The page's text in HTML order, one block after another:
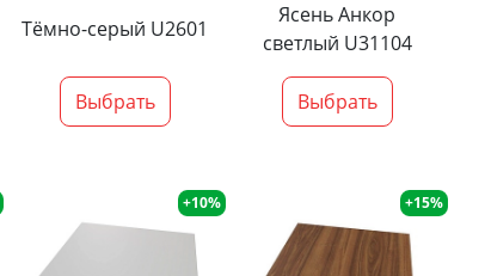
Тёмно-серый U2601
Выбрать
Ясень Анкор
светлый U31104
Выбрать
+10% +15%